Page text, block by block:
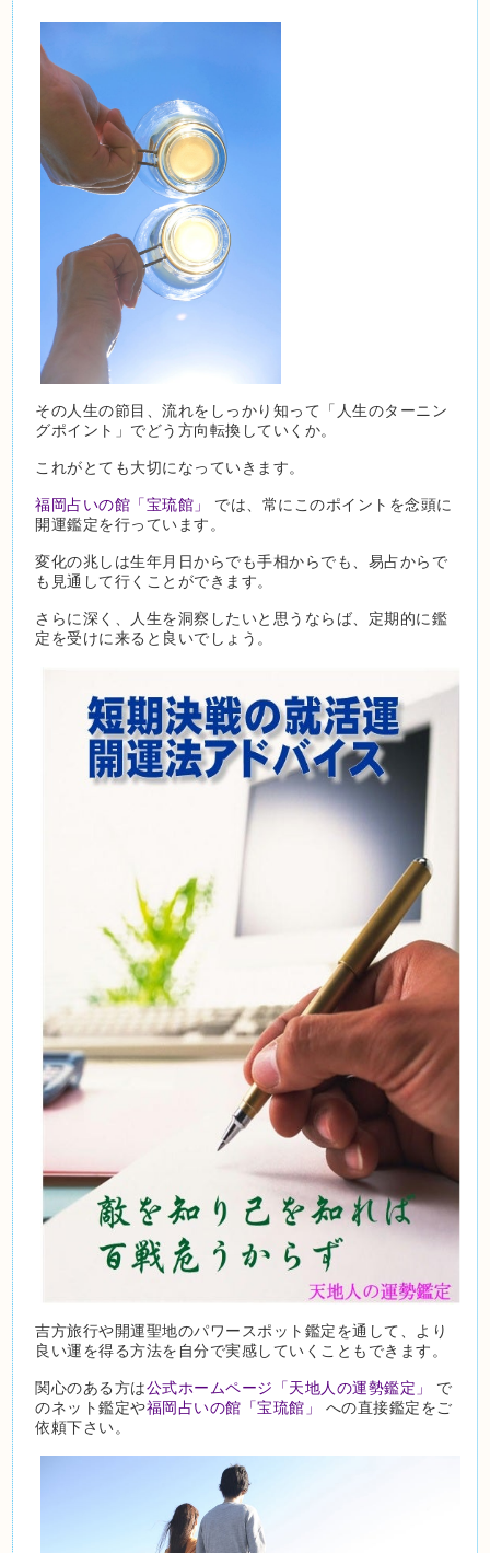
その人生の節目、流れをしっかり知って「人生のターニン
グポイント」でどう方向転換していくか。
これがとても大切になっていきます。
福岡占いの館「宝琉館」
では、常にこのポイントを念頭に
開運鑑定を行っています。
変化の兆しは生年月日からでも手相からでも、易占からで
も見通して行くことができます。
さらに深く、人生を洞察したいと思うならば、定期的に鑑
定を受けに来ると良いでしょう。
吉方旅行や開運聖地のパワースポット鑑定を通して、より
良い運を得る方法を自分で実感していくこともできます。
関心のある方は公式ホームページ「天地人の運勢鑑定」
で
のネット鑑定や福岡占いの館「宝琉館」
への直接鑑定をご
依頼下さい。